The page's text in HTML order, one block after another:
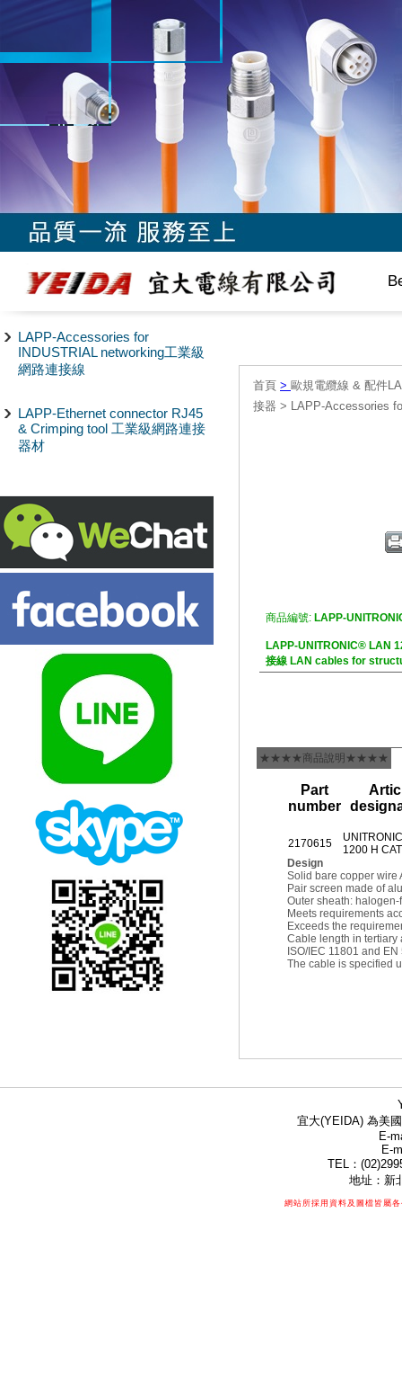
LAPP-Accessories for
INDUSTRIAL networking工業級
網路連接線
LAPP-Ethernet connector RJ45
& Crimping tool 工業級網路連接
器材
首頁 > 歐規電纜線 & 配件
接器 > LAPP-Accessories
商品編號: LAPP-
LAPP-UNITRONIC® LAN
接線 LAN cables for
★★★★商品說明★★★★
Part
number
2170615
1200 H
Design
Solid bare copper wire
Pair screen made of
Outer sheath:
Meets requirements
Exceeds the
Cable length in tertiary
ISO/IEC 11801 and
The cable is specified
宜大(YEIDA) 為美
E-
E-
TEL：
地址：新
網站所採用資料及圖檔皆屬